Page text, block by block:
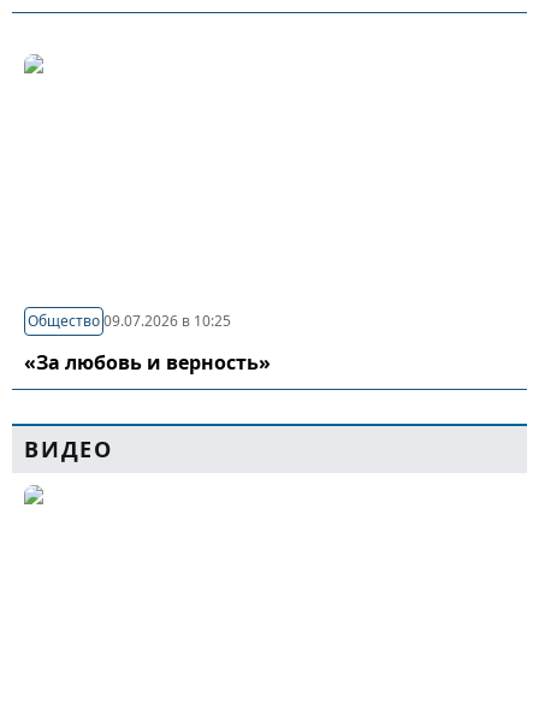
Общество09.07.2026 в 10:25
«За любовь и верность»
ВИДЕО